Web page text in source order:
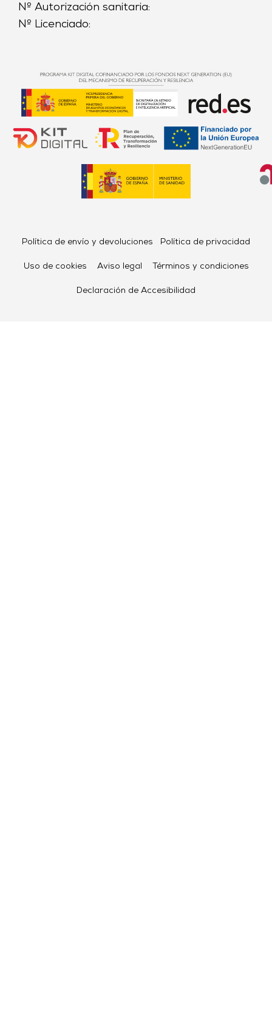
Nº Autorización sanitaria:
Nº Licenciado:
Política de envío y devoluciones Política de privacidad
Uso de cookies Aviso legal Términos y condiciones
Declaración de Accesibilidad